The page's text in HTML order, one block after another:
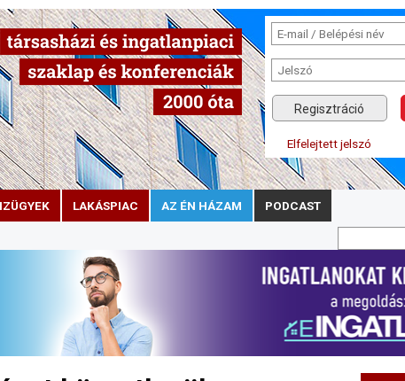
Regisztráció
Elfelejtett jelszó
LAKÁSPIAC AZ ÉN HÁZAM PODCAST